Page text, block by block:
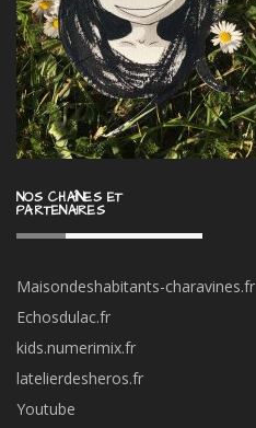
NOS CHAÎNES ET
PARTENAIRES
Maisondeshabitants-charavines.fr
Echosdulac.fr
kids.numerimix.fr
latelierdesheros.fr
Youtube